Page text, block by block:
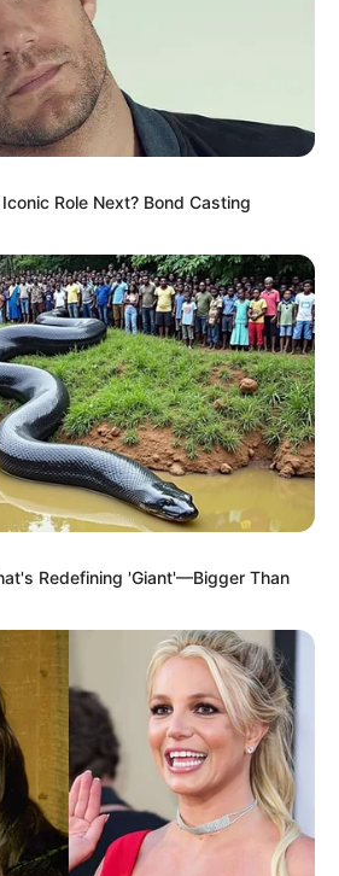
Role Next? Bond Casting
Redefining 'Giant'—Bigger Than